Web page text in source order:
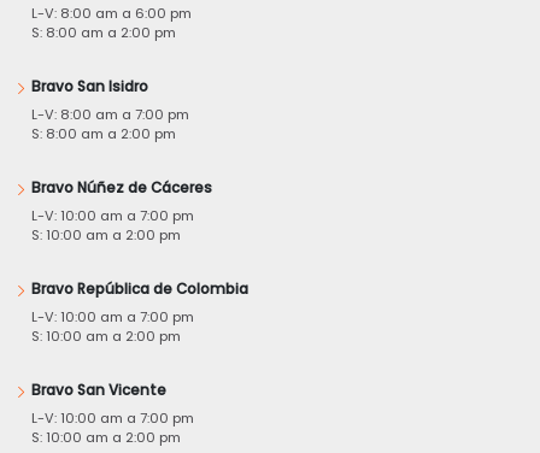
L-V: 8:00 am a 6:00 pm
S: 8:00 am a 2:00 pm
Bravo San Isidro
L-V: 8:00 am a 7:00 pm
S: 8:00 am a 2:00 pm
Bravo Núñez de Cáceres
L-V: 10:00 am a 7:00 pm
S: 10:00 am a 2:00 pm
Bravo República de Colombia
L-V: 10:00 am a 7:00 pm
S: 10:00 am a 2:00 pm
Bravo San Vicente
L-V: 10:00 am a 7:00 pm
S: 10:00 am a 2:00 pm